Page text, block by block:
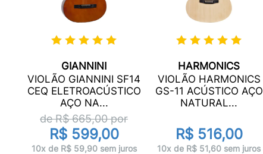
GIANNINI
VIOLÃO GIANNINI SF14
CEQ ELETROACÚSTICO
AÇO NA...
de R$665,00por
R$ 599,00
10x de R$ 59,90 sem juros
HARMONICS
VIOLÃO HARMONICS
GS-11 ACÚSTICO AÇO
NATURAL...
R$ 516,00
10x de R$ 51,60 sem juros